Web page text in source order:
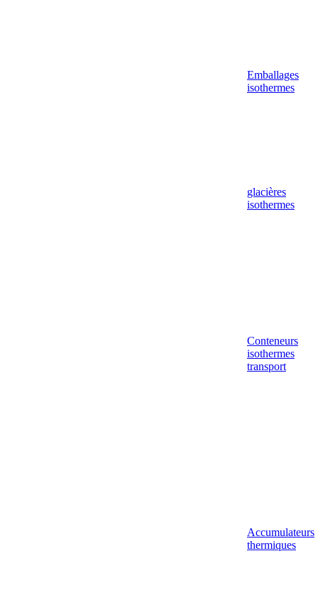
Emballages
isothermes
glacières
isothermes
Conteneurs
isothermes
transport
Accumulateurs
thermiques